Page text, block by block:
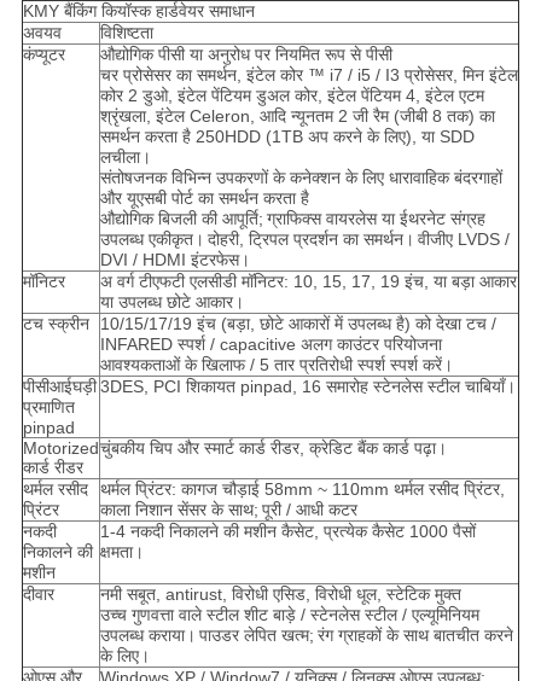
KMY बैंकिंग कियॉस्क हार्डवेयर समाधान
अवयव
विशिष्टता
कंप्यूटर
औद्योगिक पीसी या अनुरोध पर नियमित रूप से पीसी
चर प्रोसेसर का समर्थन, इंटेल कोर ™ i7 / i5 / I3 प्रोसेसर, मिन इंटेल
कोर 2 डुओ, इंटेल पेंटियम डुअल कोर, इंटेल पेंटियम 4, इंटेल एटम
श्रृंखला, इंटेल Celeron, आदि न्यूनतम 2 जी रैम (जीबी 8 तक) का
समर्थन करता है 250HDD (1TB अप करने के लिए), या SDD
लचीला।
संतोषजनक विभिन्न उपकरणों के कनेक्शन के लिए धारावाहिक बंदरगाहों
और यूएसबी पोर्ट का समर्थन करता है
औद्योगिक बिजली की आपूर्ति; ग्राफिक्स वायरलेस या ईथरनेट संग्रह
उपलब्ध एकीकृत। दोहरी, ट्रिपल प्रदर्शन का समर्थन। वीजीए LVDS /
DVI / HDMI इंटरफेस।
मॉनिटर
अ वर्ग टीएफटी एलसीडी मॉनिटर: 10, 15, 17, 19 इंच, या बड़ा आकार
या उपलब्ध छोटे आकार।
टच स्क्रीन
10/15/17/19 इंच (बड़ा, छोटे आकारों में उपलब्ध है) को देखा टच /
INFARED स्पर्श / capacitive अलग काउंटर परियोजना
आवश्यकताओं के खिलाफ / 5 तार प्रतिरोधी स्पर्श स्पर्श करें।
पीसीआईघड़ी
प्रमाणित
pinpad
3DES, PCI शिकायत pinpad, 16 समारोह स्टेनलेस स्टील चाबियाँ।
Motorized
कार्ड रीडर
चुंबकीय चिप और स्मार्ट कार्ड रीडर, क्रेडिट बैंक कार्ड पढ़ा।
थर्मल रसीद
प्रिंटर
थर्मल प्रिंटर: कागज चौड़ाई 58mm ~ 110mm थर्मल रसीद प्रिंटर,
काला निशान सेंसर के साथ; पूरी / आधी कटर
नकदी
निकालने की
मशीन
1-4 नकदी निकालने की मशीन कैसेट, प्रत्येक कैसेट 1000 पैसों
क्षमता।
दीवार
नमी सबूत, antirust, विरोधी एसिड, विरोधी धूल, स्टेटिक मुक्त
उच्च गुणवत्ता वाले स्टील शीट बाड़े / स्टेनलेस स्टील / एल्यूमिनियम
उपलब्ध कराया। पाउडर लेपित खत्म; रंग ग्राहकों के साथ बातचीत करने
के लिए।